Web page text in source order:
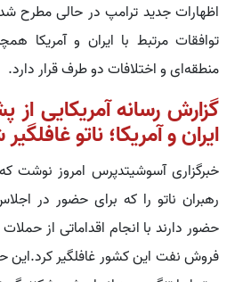
اظهارات جدید ترامپ در حالی مطرح
توافقات مرتبط با ایران و آمریکا
منطقه‌ای و اختلافات دو طرف قرار دارد.
گزارش رسانه آمریکایی
ایران و آمریکا؛ ناتو
خبرگزاری آسوشیتدپرس امروز نوشت
حضور دارند با انجام اقداماتی از
فروش نفت این کشور غافلگیر